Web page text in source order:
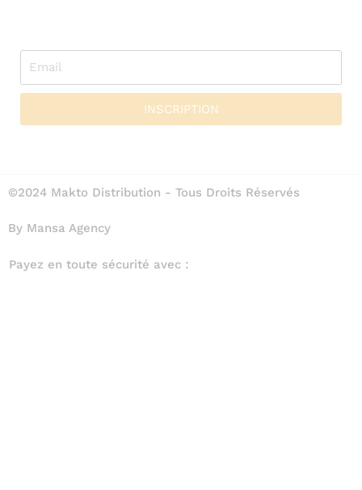
INSCRIPTION
©2024 Makto Distribution - Tous Droits Réservés
By Mansa Agency
Payez en toute sécurité avec :